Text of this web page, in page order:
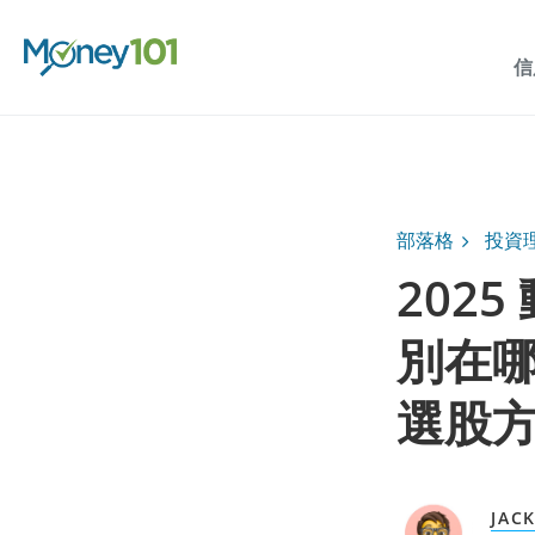
部落格 投資
2025
別在
選股